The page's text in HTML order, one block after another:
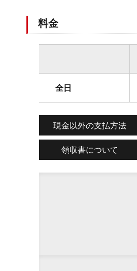
料金
全日
現金以外の支払方法
領収書について